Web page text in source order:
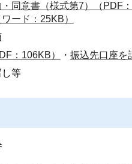
同意書（様式第7）（PDF：
ード：25KB）
：106KB）
・ 振込先口座を
等